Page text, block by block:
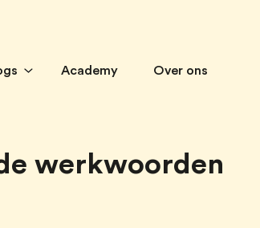
Academy Over ons
werkwoorden